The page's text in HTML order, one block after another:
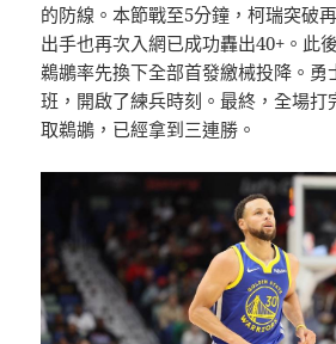
的防線。本節戰至5分鐘，柯瑞突破
出手也再次入網已成功轟出40+。此
鵜鶘率先換下全部首發繳械投降。勇
班，開啟了練兵時刻。最終，全場打
取鵜鶘，已經拿到三連勝。